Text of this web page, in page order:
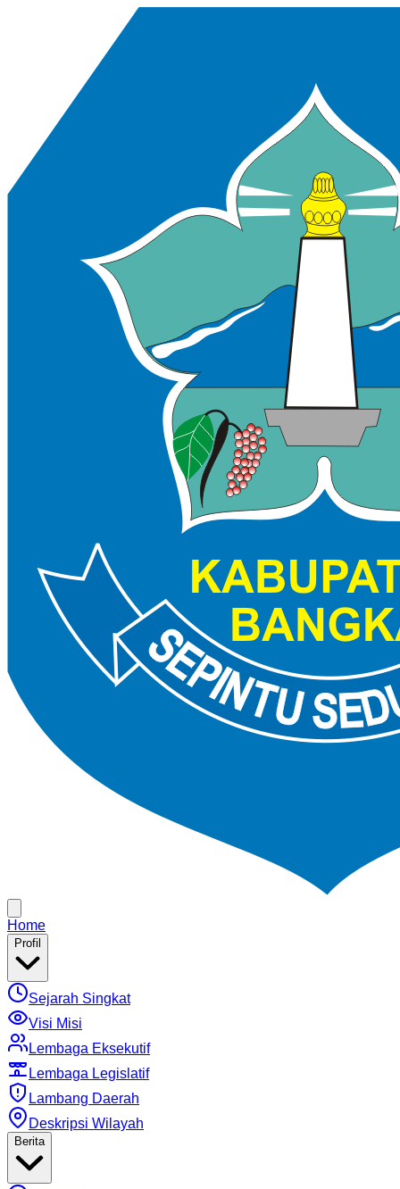
Home
Profil
Sejarah Singkat
Visi Misi
Lembaga Eksekutif
Lembaga Legislatif
Lambang Daerah
Deskripsi Wilayah
Berita